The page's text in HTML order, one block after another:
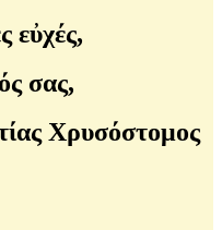
εὐχές,
σας,
Χρυσόστομος